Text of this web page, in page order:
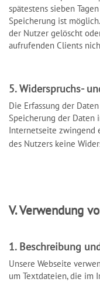
spätestens sieben
Speicherung ist
der Nutzer gelöscht
aufrufenden Clients
5. Widerspruchs-
Die Erfassung der
Speicherung der
Internetseite zwingend
des Nutzers keine
V. Verwendung
1. Beschreibung
Unsere Webseite
um Textdateien, die im